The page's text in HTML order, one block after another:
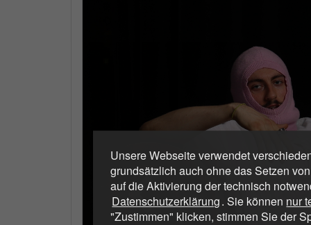
Unsere Webseite verwendet
grundsätzlich auch ohne das Setzen
auf die Aktivierung der technisch
Datenschutzerklärung. Sie können nur
"Zustimmen" klicken, stimmen Sie der